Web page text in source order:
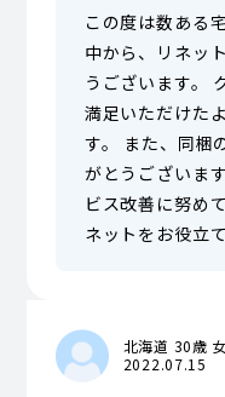
この度は数ある
中から、リネッ
うございます。
満足いただけた
す。 また、同梱
がとうございま
ビス改善に努め
ネットをお役立
北海道 30歳
2022.07.15